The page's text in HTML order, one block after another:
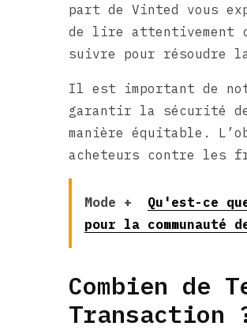
part de Vinted vous
de lire attentivement
suivre pour résoudre
Il est important de
garantir la sécurité
manière équitable.
acheteurs contre les
Mode +
Qu'est-ce
pour la communauté
Combien de
Transaction